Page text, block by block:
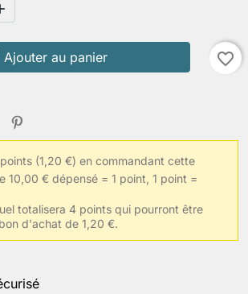
Ajouter au panier favorite_border
(1,20 €) en commandant cette
10,00 € dépensé = 1 point, 1 point =
totalisera 4 points qui pourront être
d'achat de 1,20 €.